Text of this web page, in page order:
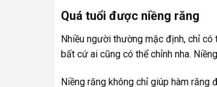
Quá tuổi được niềng răng
Nhiều người thường mặc định, chỉ
bất cứ ai cũng có thể chỉnh nha.
Niềng răng không chỉ giúp hàm răng